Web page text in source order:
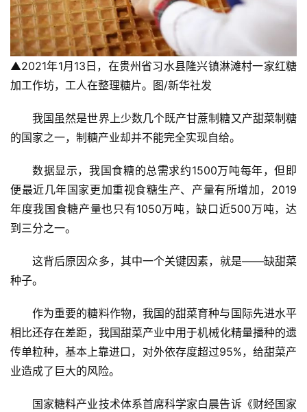
▲2021年1月13日，在贵州省习水县隆兴镇淋滩村一家红糖
加工作坊，工人在整理糖片。图/新华社发
我国虽然是世界上少数几个既产甘蔗制糖又产甜菜制糖
的国家之一，制糖产业却并不能完全实现自给。
数据显示，我国食糖的总需求约1500万吨每年，但即
便最近几年国家更加重视食糖生产、产量有所增加，2019
年度我国食糖产量也只有1050万吨，缺口近500万吨，达
到三分之一。
这背后原因众多，其中一个关键因素，就是——缺甜菜
种子。
作为重要的糖料作物，我国的甜菜育种与国际先进水平
相比还存在差距，我国甜菜产业中用于机械化精量播种的遗
传单粒种，基本上靠进口，对外依存度超过95%，给甜菜产
业造成了巨大的风险。
国家糖料产业技术体系首席科学家白晨告诉《财经国家